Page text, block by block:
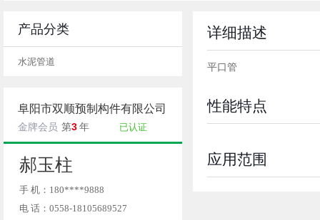
详细描述
平口管
性能特点
应用范围
产品分类
水泥管道
阜阳市双顺预制构件有限公司
金牌会员 第3 年 已认证
郝玉柱
手 机：180****9888
电 话：0558-18105689527